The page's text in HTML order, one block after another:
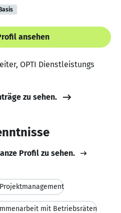
ansehen
OPTI Dienstleistungs
zu sehen.
Profil zu sehen.
mit Betriebsräten